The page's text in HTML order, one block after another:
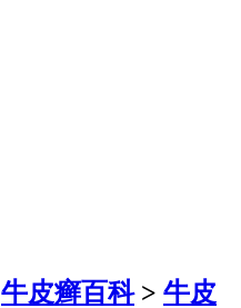
牛皮癣百科> 牛皮